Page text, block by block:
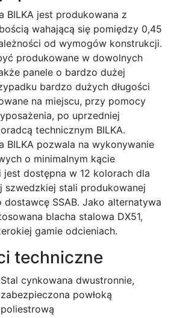
BILKA jest produkowana z
wahającą się pomiędzy 0,45
od wymogów konstrukcji.
produkowane w dowolnych
panele o bardzo dużej
bardzo dużych długości
na miejscu, przy pomocy
po uprzedniej
technicznym BILKA.
BILKA pozwala na wykonywanie
o minimalnym kącie
jest dostępna w 12 kolorach dla
szwedzkiej stali produkowanej
dostawcę SSAB. Jako alternatywa
blacha stalowa DX51,
gamie odcieniach.
techniczne
Stal cynkowana dwustronnie,
zabezpieczona powłoką
poliestrową